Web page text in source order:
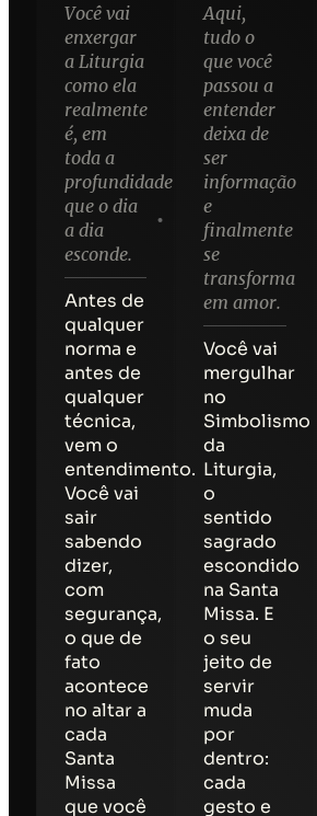
Você vai
enxergar
a Liturgia
como ela
realmente
é, em
toda a
profundidade
que o dia
a dia
esconde.
Antes de
qualquer
norma e
antes de
qualquer
técnica,
vem o
entendimento.
Você vai
sair
sabendo
dizer,
com
segurança,
o que de
fato
acontece
no altar a
cada
Santa
Missa
que você
Aqui,
tudo o
que você
passou a
entender
deixa de
ser
informação
e
finalmente
se
transforma
em amor.
Você vai
mergulhar
no
Simbolismo
da
Liturgia,
o
sentido
sagrado
escondido
na Santa
Missa. E
o seu
jeito de
servir
muda
por
dentro:
cada
gesto e